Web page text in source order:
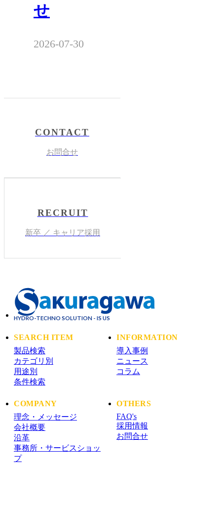
せ
2026-07-30
CONTACT
お問合せ
RECRUIT
新卒 ／ キャリア採用
HYDRO-TECHNO SOLUTION - IS US
SEARCH ITEM
製品検索
カテゴリ別
用途別
条件検索
INFORMATION
導入事例
ニュース
コラム
COMPANY
理念・メッセージ
会社概要
沿革
事務所・サービスショッ
プ
OTHERS
FAQ's
採用情報
お問合せ